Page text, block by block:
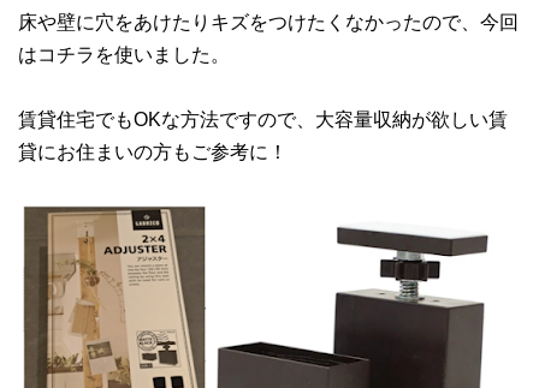
床や壁に穴をあけたりキズをつけたくなかったので、今回
はコチラを使いました。
賃貸住宅でもOKな方法ですので、大容量収納が欲しい賃
貸にお住まいの方もご参考に！